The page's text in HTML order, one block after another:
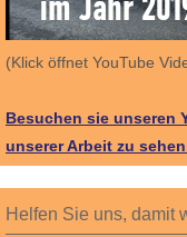
(Klick öffnet YouTube
Besuchen sie unseren
unserer Arbeit zu
Helfen Sie uns, damit